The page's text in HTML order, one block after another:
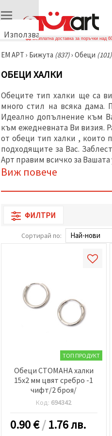
Използваме
🍪
бисквитки
и подобни
за да
осигурим
правилната
работа на
сайта, да
подобрим
изживяване
и, с твое
съгласие,
да
трафика и
по-
релевантно
и реклами,
включително
маркетинг.
Можеш да
натиснеш
"Приеми
всички!"
предпочитанията
си в
"Настройки",
като
Безплатна доставка за поръчки над
ЕМ АРТ › Бижутa (837)› Обеци (101)
ОБЕЦИ ХАЛКИ
Обеците тип халки ще са
много стил на всяка дама.
Идеално допълнение към
към ежедневната Ви визия.
от обеци тип халки , които
подходящите за Вас.
Арт правим всичко за
Виж повече
ФИЛТРИ
Сортирай по:
ТОП ПРОДУКТ
Обеци СТОМАНА халки
15x2 мм цвят сребро -1
чифт/2 броя/
Код: 694342
0.90€/1.76 лв.